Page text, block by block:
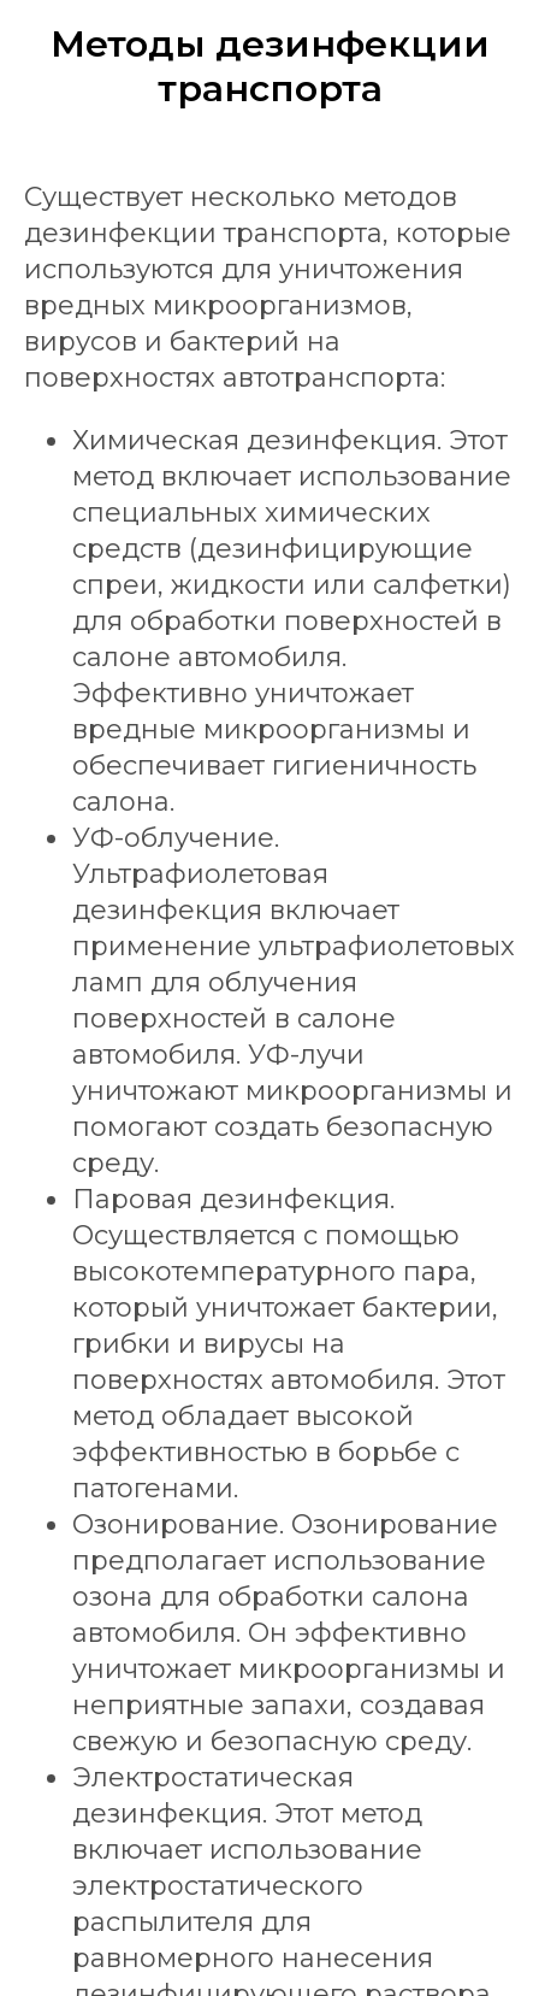
Методы дезинфекции
транспорта
Существует несколько методов
дезинфекции транспорта, которые
используются для уничтожения
вредных микроорганизмов,
вирусов и бактерий на
поверхностях автотранспорта:
Химическая дезинфекция. Этот
метод включает использование
специальных химических
средств (дезинфицирующие
спреи, жидкости или салфетки)
для обработки поверхностей в
салоне автомобиля.
Эффективно уничтожает
вредные микроорганизмы и
обеспечивает гигиеничность
салона.
УФ-облучение.
Ультрафиолетовая
дезинфекция включает
применение ультрафиолетовых
ламп для облучения
поверхностей в салоне
автомобиля. УФ-лучи
уничтожают микроорганизмы и
помогают создать безопасную
среду.
Паровая дезинфекция.
Осуществляется с помощью
высокотемпературного пара,
который уничтожает бактерии,
грибки и вирусы на
поверхностях автомобиля. Этот
метод обладает высокой
эффективностью в борьбе с
патогенами.
Озонирование. Озонирование
предполагает использование
озона для обработки салона
автомобиля. Он эффективно
уничтожает микроорганизмы и
неприятные запахи, создавая
свежую и безопасную среду.
Электростатическая
дезинфекция. Этот метод
включает использование
электростатического
распылителя для
равномерного нанесения